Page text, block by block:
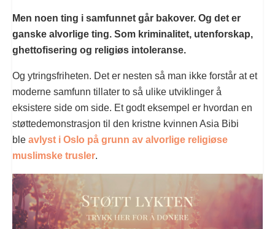
Men noen ting i samfunnet går bakover. Og det er
ganske alvorlige ting. Som kriminalitet, utenforskap,
ghettofisering og religiøs intoleranse.
Og ytringsfriheten. Det er nesten så man ikke forstår at et
moderne samfunn tillater to så ulike utviklinger å
eksistere side om side. Et godt eksempel er hvordan en
støttedemonstrasjon til den kristne kvinnen Asia Bibi
ble avlyst i Oslo på grunn av alvorlige religiøse
muslimske trusler.